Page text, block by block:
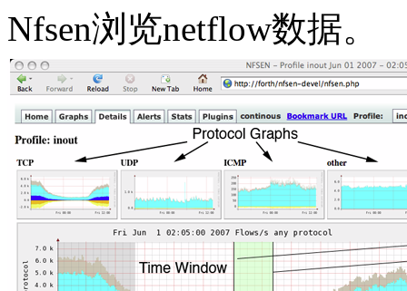
Nfsen浏览netflow数据。